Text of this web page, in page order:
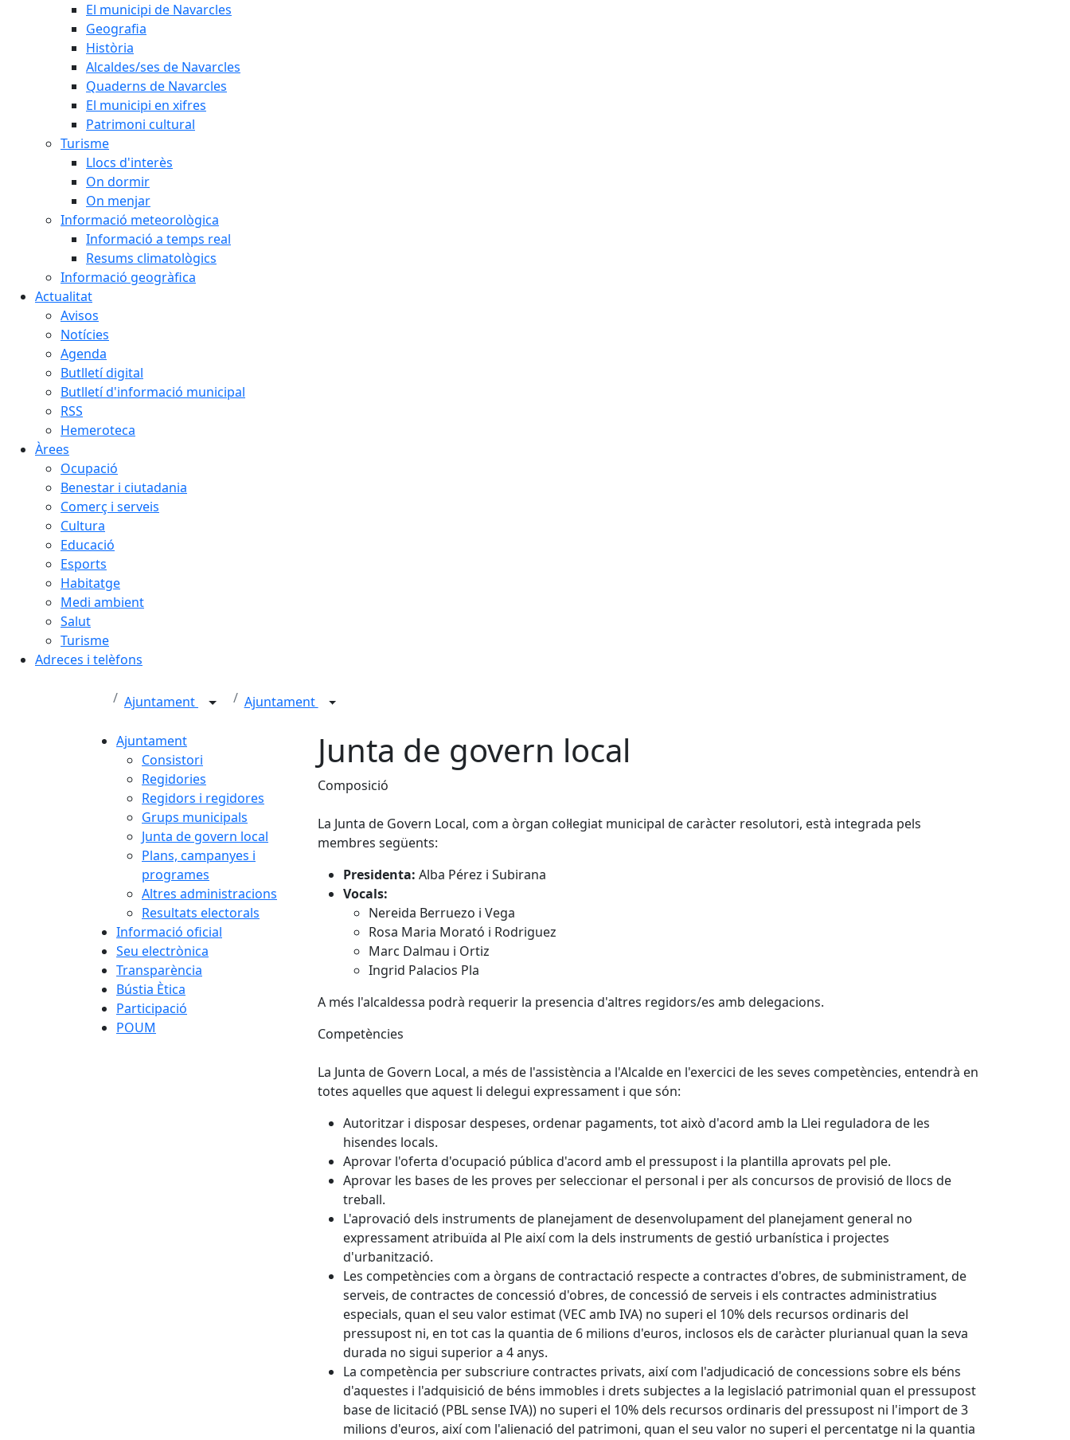
El municipi de Navarcles
Geografia
Història
Alcaldes/ses de Navarcles
Quaderns de Navarcles
El municipi en xifres
Patrimoni cultural
Turisme
Llocs d'interès
On dormir
On menjar
Informació meteorològica
Informació a temps real
Resums climatològics
Informació geogràfica
Actualitat
Avisos
Notícies
Agenda
Butlletí digital
Butlletí d'informació municipal
RSS
Hemeroteca
Àrees
Ocupació
Benestar i ciutadania
Comerç i serveis
Cultura
Educació
Esports
Habitatge
Medi ambient
Salut
Turisme
Adreces i telèfons
Ajuntament Ajuntament
Ajuntament
Consistori
Regidories
Regidors i regidores
Grups municipals
Junta de govern local
Plans, campanyes i
programes
Altres administracions
Resultats electorals
Informació oficial
Seu electrònica
Transparència
Bústia Ètica
Participació
POUM
Junta de govern local
Composició
La Junta de Govern Local, com a òrgan col·legiat municipal de caràcter resolutori, està integrada pels
membres següents:
Presidenta: Alba Pérez i Subirana
Vocals:
Nereida Berruezo i Vega
Rosa Maria Morató i Rodriguez
Marc Dalmau i Ortiz
Ingrid Palacios Pla
A més l'alcaldessa podrà requerir la presencia d'altres regidors/es amb delegacions.
Competències
La Junta de Govern Local, a més de l'assistència a l'Alcalde en l'exercici de les seves competències, entendrà en
totes aquelles que aquest li delegui expressament i que són:
Autoritzar i disposar despeses, ordenar pagaments, tot això d'acord amb la Llei reguladora de les
hisendes locals.
Aprovar l'oferta d'ocupació pública d'acord amb el pressupost i la plantilla aprovats pel ple.
Aprovar les bases de les proves per seleccionar el personal i per als concursos de provisió de llocs de
treball.
L'aprovació dels instruments de planejament de desenvolupament del planejament general no
expressament atribuïda al Ple així com la dels instruments de gestió urbanística i projectes
d'urbanització.
Les competències com a òrgans de contractació respecte a contractes d'obres, de subministrament, de
serveis, de contractes de concessió d'obres, de concessió de serveis i els contractes administratius
especials, quan el seu valor estimat (VEC amb IVA) no superi el 10% dels recursos ordinaris del
pressupost ni, en tot cas la quantia de 6 milions d'euros, inclosos els de caràcter plurianual quan la seva
durada no sigui superior a 4 anys.
La competència per subscriure contractes privats, així com l'adjudicació de concessions sobre els béns
d'aquestes i l'adquisició de béns immobles i drets subjectes a la legislació patrimonial quan el pressupost
base de licitació (PBL sense IVA)) no superi el 10% dels recursos ordinaris del pressupost ni l'import de 3
milions d'euros, així com l'alienació del patrimoni, quan el seu valor no superi el percentatge ni la quantia